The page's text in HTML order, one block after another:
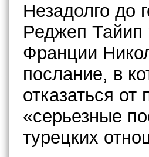
Незадолго до
Реджеп Тайип
Франции
послание, в
отказаться
«серьезные
турецких